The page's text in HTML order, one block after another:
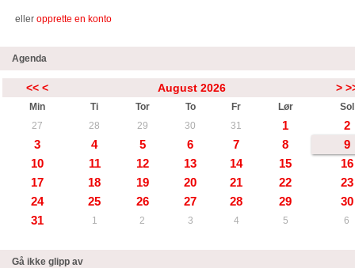
eller opprette en konto
Agenda
<< < August 2026 >
Min Ti Tor To Fr Lør
Sol
27
28 29 30 31 1
2
3
4 5 6 7 8
9
10
11 12 13 14 15
16
17
18 19 20 21 22
23
24
25 26 27 28 29
30
31
1 2 3 4 5 6
Gå ikke glipp av